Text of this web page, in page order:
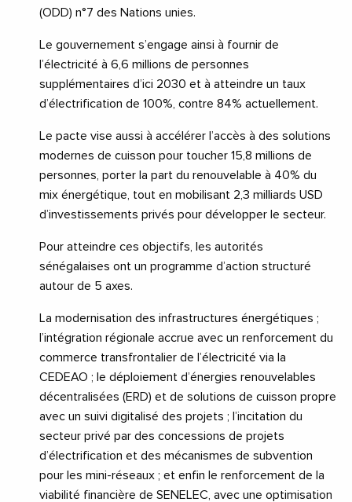
(ODD) n°7 des Nations unies.
Le gouvernement s’engage ainsi à fournir de
l’électricité à 6,6 millions de personnes
supplémentaires d’ici 2030 et à atteindre un taux
d’électrification de 100%, contre 84% actuellement.
Le pacte vise aussi à accélérer l’accès à des solutions
modernes de cuisson pour toucher 15,8 millions de
personnes, porter la part du renouvelable à 40% du
mix énergétique, tout en mobilisant 2,3 milliards USD
d’investissements privés pour développer le secteur.
Pour atteindre ces objectifs, les autorités
sénégalaises ont un programme d’action structuré
autour de 5 axes.
La modernisation des infrastructures énergétiques ;
l’intégration régionale accrue avec un renforcement du
commerce transfrontalier de l’électricité via la
CEDEAO ; le déploiement d’énergies renouvelables
décentralisées (ERD) et de solutions de cuisson propre
avec un suivi digitalisé des projets ; l’incitation du
secteur privé par des concessions de projets
d’électrification et des mécanismes de subvention
pour les mini-réseaux ; et enfin le renforcement de la
viabilité financière de SENELEC, avec une optimisation